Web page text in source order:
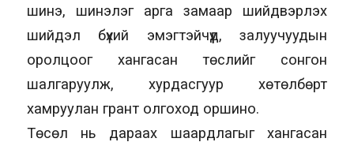
шинэ, шинэлэг арга замаар шийдвэрлэх
шийдэл бүхий эмэгтэйчүүд, залуучуудын
оролцоог хангасан төслийг сонгон
шалгаруулж, хурдасгуур хөтөлбөрт
хамруулан грант олгоход оршино.
Төсөл нь дараах шаардлагыг хангасан